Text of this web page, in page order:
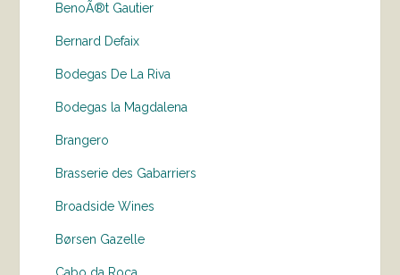
BenoÃ®t Gautier
Bernard Defaix
Bodegas De La Riva
Bodegas la Magdalena
Brangero
Brasserie des Gabarriers
Broadside Wines
Børsen Gazelle